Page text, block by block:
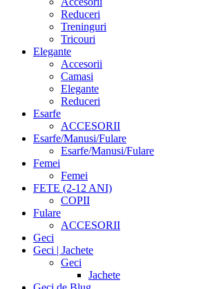
Reduceri
Treninguri
Tricouri
Elegante
Accesorii
Camasi
Elegante
Reduceri
Esarfe
ACCESORII
Esarfe/Manusi/Fulare
Esarfe/Manusi/Fulare
Femei
Femei
FETE (2-12 ANI)
COPII
Fulare
ACCESORII
Geci
Geci | Jachete
Geci
Jachete